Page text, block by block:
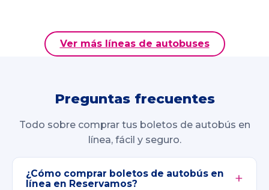
Ver más líneas de autobuses
Preguntas frecuentes
Todo sobre comprar tus boletos de autobús en
línea, fácil y seguro.
¿Cómo comprar boletos de autobús en
línea en Reservamos?